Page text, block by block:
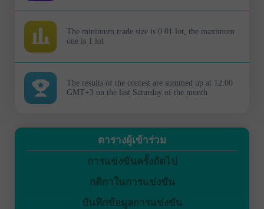
The minimum trade size is 0.01 lot, the maximum
one is 1 lot
The results of the contest are summed up at 12:00
GMT+3 on the last Saturday of the month
ตารางผู้เข้าร่วม
การแข่งขันครั้งถัดไป
กติกาในการแข่งขัน
บันทึกข้อมูลการแข่งขัน